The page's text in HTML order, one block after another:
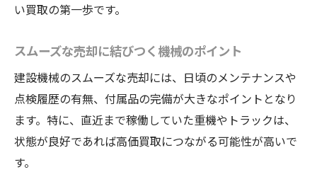
い買取の第一歩です。
スムーズな売却に結びつく機械のポイント
建設機械のスムーズな売却には、日頃のメンテナンスや
点検履歴の有無、付属品の完備が大きなポイントとなり
ます。特に、直近まで稼働していた重機やトラックは、
状態が良好であれば高価買取につながる可能性が高いで
す。